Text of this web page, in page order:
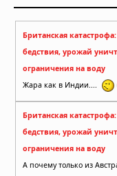
Британская
бедствия, урожай
ограничения на воду
Жара как в Индии....
Британская
бедствия, урожай
ограничения на воду
А почему только из